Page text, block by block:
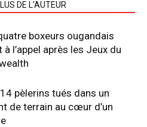
DE L'AUTEUR
boxeurs ougandais
à l’appel après les Jeux du
pèlerins tués dans un
de terrain au cœur d’un